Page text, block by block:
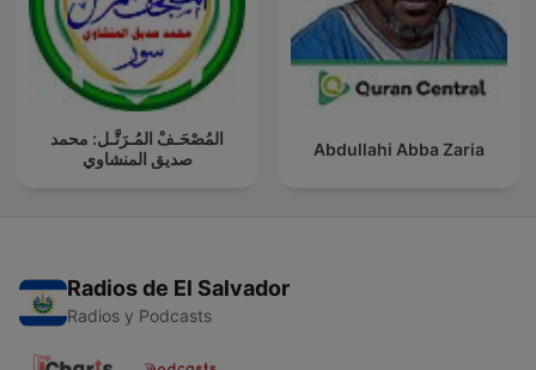
المُصْحَـفْ المُـرَتَّـل: محمد
صديق المنشاوي
Abdullahi Abba Zaria
Radios de El Salvador
Radios y Podcasts